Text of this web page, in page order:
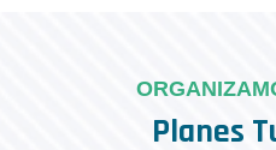
Planes